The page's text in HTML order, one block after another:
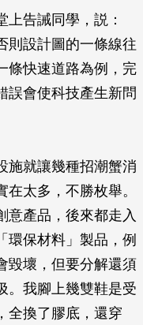
告誡同學，説：
則設計圖的一條線往
條快速道路為例，完
誤會使科技產生新問
施就讓幾種招潮蟹消
太多，不勝枚舉。
意產品，後來都走入
環保材料」製品，例
毀壞，但要分解還須
。我腳上幾雙鞋是受
全換了膠底，還穿